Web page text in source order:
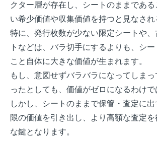
クター層が存在し、シートのままであ
い希少価値や収集価値を持つと見なされ
特に、発行枚数が少ない限定シートや
トなどは、バラ切手にするよりも、シ
こと自体に大きな価値が生まれます。
もし、意図せずバラバラになってしま
ったとしても、価値がゼロになるわけで
しかし、シートのままで保管・査定に
限の価値を引き出し、より高額な査定
な鍵となります。